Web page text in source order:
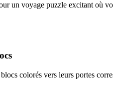
un voyage puzzle excitant où
colorés vers leurs portes